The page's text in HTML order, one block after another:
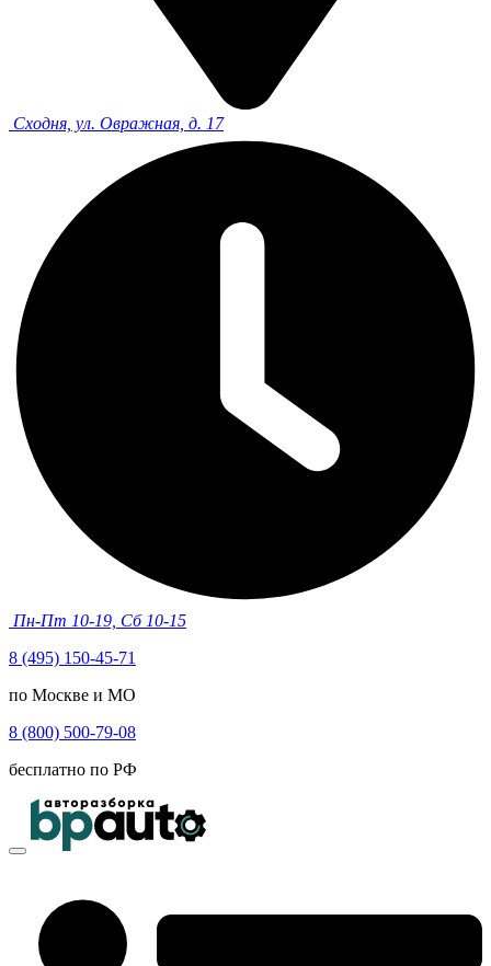
Сходня, ул. Овражная, д. 17
Пн-Пт 10-19, Сб 10-15
8 (495) 150-45-71
по Москве и МО
8 (800) 500-79-08
бесплатно по РФ